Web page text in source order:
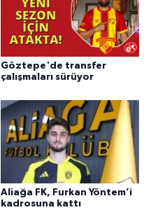
Göztepe'de transfer
çalışmaları sürüyor
Aliağa FK, Furkan Yöntem’i
kadrosuna kattı